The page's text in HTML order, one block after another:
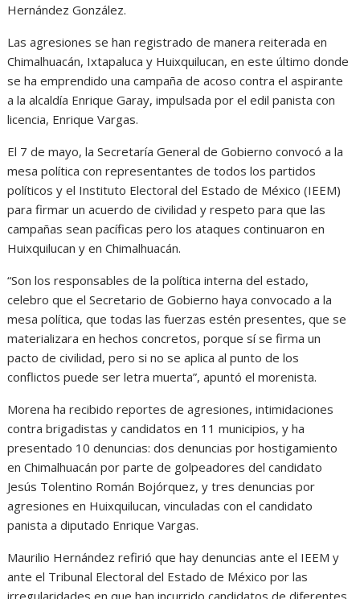
Hernández González.
Las agresiones se han registrado de manera reiterada en
Chimalhuacán, Ixtapaluca y Huixquilucan, en este último donde
se ha emprendido una campaña de acoso contra el aspirante
a la alcaldía Enrique Garay, impulsada por el edil panista con
licencia, Enrique Vargas.
El 7 de mayo, la Secretaría General de Gobierno convocó a la
mesa política con representantes de todos los partidos
políticos y el Instituto Electoral del Estado de México (IEEM)
para firmar un acuerdo de civilidad y respeto para que las
campañas sean pacíficas pero los ataques continuaron en
Huixquilucan y en Chimalhuacán.
“Son los responsables de la política interna del estado,
celebro que el Secretario de Gobierno haya convocado a la
mesa política, que todas las fuerzas estén presentes, que se
materializara en hechos concretos, porque sí se firma un
pacto de civilidad, pero si no se aplica al punto de los
conflictos puede ser letra muerta”, apuntó el morenista.
Morena ha recibido reportes de agresiones, intimidaciones
contra brigadistas y candidatos en 11 municipios, y ha
presentado 10 denuncias: dos denuncias por hostigamiento
en Chimalhuacán por parte de golpeadores del candidato
Jesús Tolentino Román Bojórquez, y tres denuncias por
agresiones en Huixquilucan, vinculadas con el candidato
panista a diputado Enrique Vargas.
Maurilio Hernández refirió que hay denuncias ante el IEEM y
ante el Tribunal Electoral del Estado de México por las
irregularidades en que han incurrido candidatos de diferentes